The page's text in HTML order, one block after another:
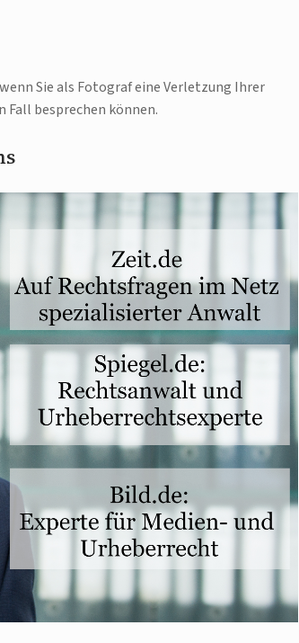
Sie als Fotograf eine Verletzung Ihrer
besprechen können.